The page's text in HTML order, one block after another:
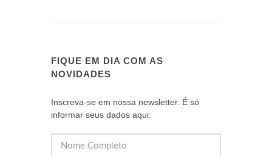
FIQUE EM DIA COM AS
NOVIDADES
Inscreva-se em nossa newsletter. É só
informar seus dados aqui: